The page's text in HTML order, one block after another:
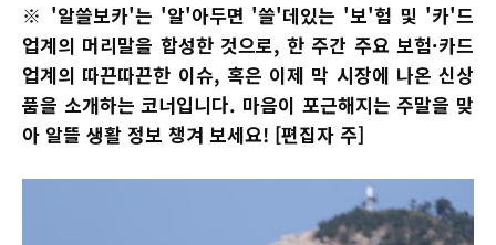
※ '알쓸보카'는 '알'아두면 '쓸'데있는 '보'험 및 '카'드
업계의 머리말을 합성한 것으로, 한 주간 주요 보험·카드
업계의 따끈따끈한 이슈, 혹은 이제 막 시장에 나온 신상
품을 소개하는 코너입니다. 마음이 포근해지는 주말을 맞
아 알뜰 생활 정보 챙겨 보세요! [편집자 주]